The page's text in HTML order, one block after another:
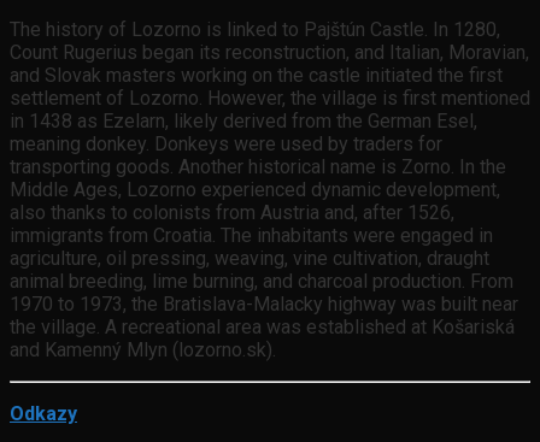
The history of Lozorno is linked to Pajštún Castle. In 1280,
Count Rugerius began its reconstruction, and Italian, Moravian,
and Slovak masters working on the castle initiated the first
settlement of Lozorno. However, the village is first mentioned
in 1438 as Ezelarn, likely derived from the German Esel,
meaning donkey. Donkeys were used by traders for
transporting goods. Another historical name is Zorno. In the
Middle Ages, Lozorno experienced dynamic development,
also thanks to colonists from Austria and, after 1526,
immigrants from Croatia. The inhabitants were engaged in
agriculture, oil pressing, weaving, vine cultivation, draught
animal breeding, lime burning, and charcoal production. From
1970 to 1973, the Bratislava-Malacky highway was built near
the village. A recreational area was established at Košariská
and Kamenný Mlyn (lozorno.sk).
Odkazy